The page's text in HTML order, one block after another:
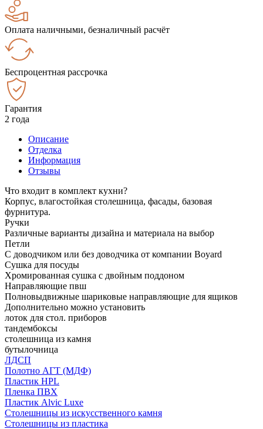
Оплата наличными, безналичный расчёт
Беспроцентная рассрочка
Гарантия
2 года
Описание
Отделка
Информация
Отзывы
Что входит в комплект кухни?
Корпус, влагостойкая столешница, фасады, базовая
фурнитура.
Ручки
Различные варианты дизайна и материала на выбор
Петли
С доводчиком или без доводчика от компании Boyard
Сушка для посуды
Хромированная сушка с двойным поддоном
Направляющие пвш
Полновыдвижные шариковые направляющие для ящиков
Дополнительно можно установить
лоток для стол. приборов
тандембоксы
столешница из камня
бутылочница
ЛДСП
Полотно АГТ (МДФ)
Пластик HPL
Пленка ПВХ
Пластик Alvic Luxe
Столешницы из искусственного камня
Столешницы из пластика